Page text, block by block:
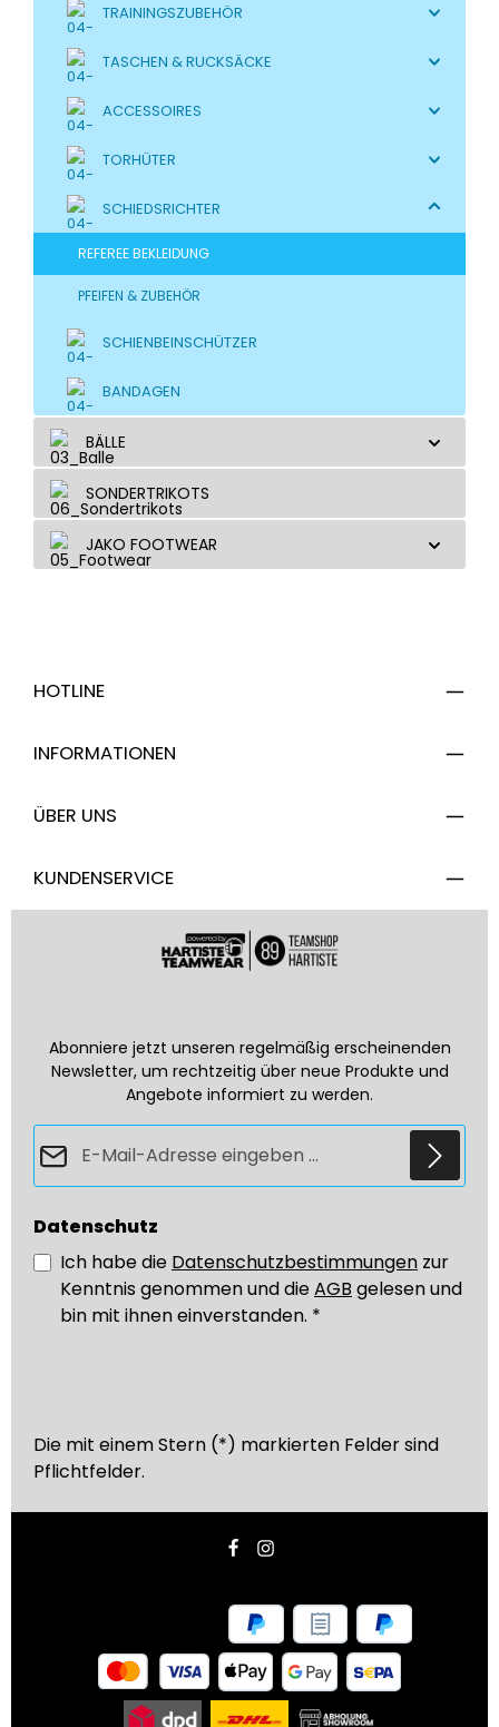
TRAININGSZUBEHÖR
TASCHEN & RUCKSÄCKE
ACCESSOIRES
TORHÜTER
SCHIEDSRICHTER
REFEREE BEKLEIDUNG
PFEIFEN & ZUBEHÖR
SCHIENBEINSCHÜTZER
BANDAGEN
BÄLLE
SONDERTRIKOTS
JAKO FOOTWEAR
HOTLINE
INFORMATIONEN
ÜBER UNS
KUNDENSERVICE
Abonniere jetzt unseren regelmäßig erscheinenden
Newsletter, um rechtzeitig über neue Produkte und
Angebote informiert zu werden.
Datenschutz
Ich habe die Datenschutzbestimmungen zur
Kenntnis genommen und dieAGB gelesen und
bin mit ihnen einverstanden. *
Die mit einem Stern (*) markierten Felder sind
Pflichtfelder.